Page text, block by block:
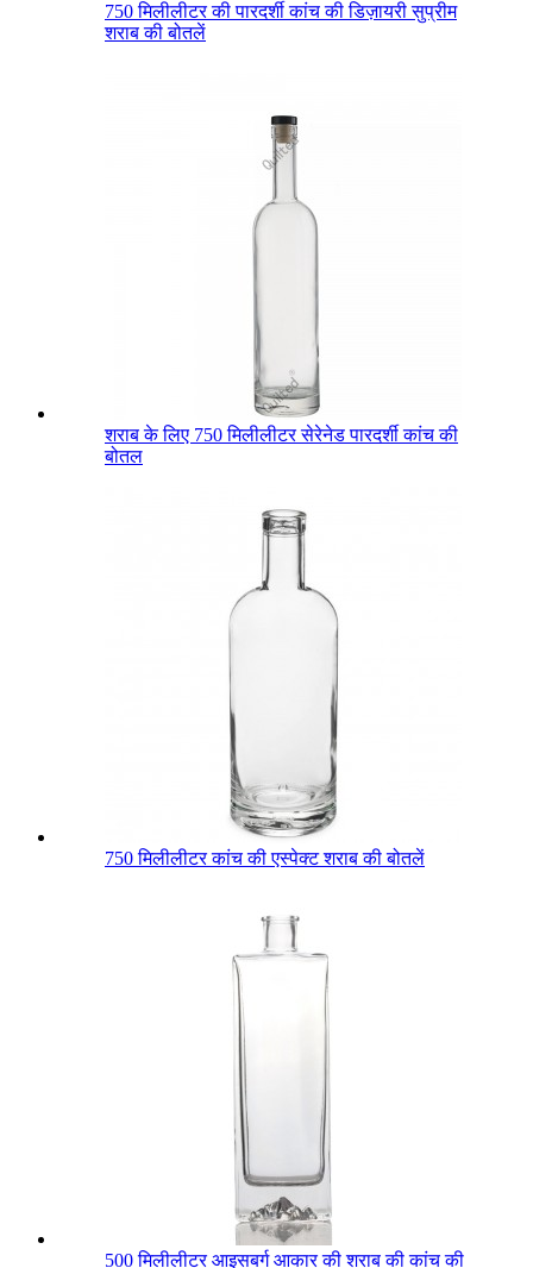
750 मिलीलीटर की पारदर्शी कांच की डिज़ायरी सुप्रीम
शराब की बोतलें
शराब के लिए 750 मिलीलीटर सेरेनेड पारदर्शी कांच की
बोतल
750 मिलीलीटर कांच की एस्पेक्ट शराब की बोतलें
500 मिलीलीटर आइसबर्ग आकार की शराब की कांच की